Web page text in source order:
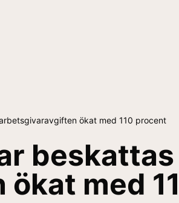
ökat med 110 procent
beskattas
med